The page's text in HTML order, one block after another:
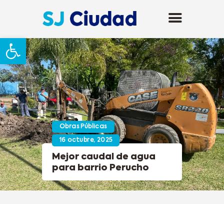
Abrir barra de herramientas
Obras Públicas
16 octubre, 2025
Mejor caudal de agua
para barrio Perucho